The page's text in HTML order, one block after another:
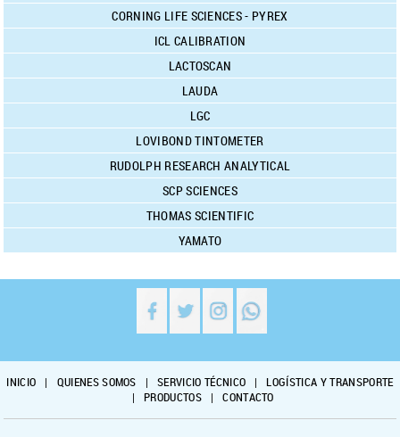
CORNING LIFE SCIENCES - PYREX
ICL CALIBRATION
LACTOSCAN
LAUDA
LGC
LOVIBOND TINTOMETER
RUDOLPH RESEARCH ANALYTICAL
SCP SCIENCES
THOMAS SCIENTIFIC
YAMATO
INICIO | QUIENES SOMOS |SERVICIO TÉCNICO |LOGÍSTICA Y TRANSPORTE
|PRODUCTOS |CONTACTO